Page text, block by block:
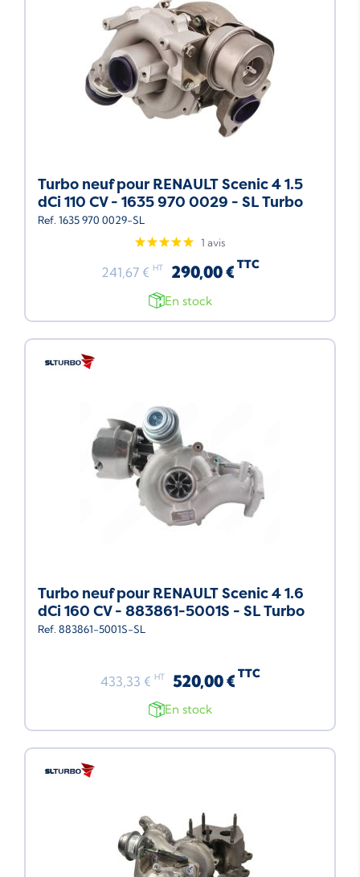
Turbo neuf pour RENAULT Scenic 4 1.5
dCi 110 CV - 1635 970 0029 - SL Turbo
Ref. 1635 970 0029-SL
1 avis
241,67 € HT 290,00 € TTC
En stock
Turbo neuf pour RENAULT Scenic 4 1.6
dCi 160 CV - 883861-5001S - SL Turbo
Ref. 883861-5001S-SL
433,33 € HT 520,00 € TTC
En stock